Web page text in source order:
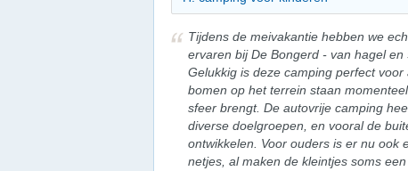
Tijdens de meivakantie hebben we
ervaren bij De Bongerd - van hagel
Gelukkig is deze camping perfect
bomen op het terrein staan
sfeer brengt. De autovrije camping
diverse doelgroepen, en vooral de
ontwikkelen. Voor ouders is er nu ook
netjes, al maken de kleintjes soms